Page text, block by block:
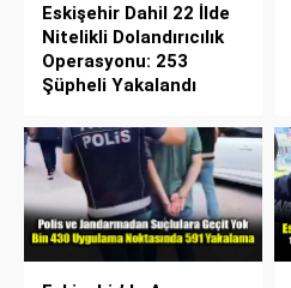
Eskişehir Dahil 22 İlde
Nitelikli Dolandırıcılık
Operasyonu: 253
Şüpheli Yakalandı